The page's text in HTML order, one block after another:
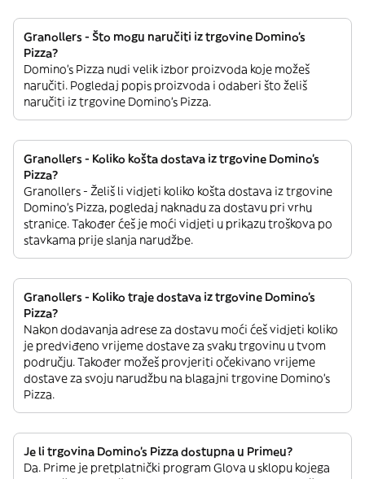
Granollers - Što mogu naručiti iz trgovine Domino's
Pizza?
Domino's Pizza nudi velik izbor proizvoda koje možeš
naručiti. Pogledaj popis proizvoda i odaberi što želiš
naručiti iz trgovine Domino's Pizza.
Granollers - Koliko košta dostava iz trgovine Domino's
Pizza?
Granollers - Želiš li vidjeti koliko košta dostava iz trgovine
Domino's Pizza, pogledaj naknadu za dostavu pri vrhu
stranice. Također ćeš je moći vidjeti u prikazu troškova po
stavkama prije slanja narudžbe.
Granollers - Koliko traje dostava iz trgovine Domino's
Pizza?
Nakon dodavanja adrese za dostavu moći ćeš vidjeti koliko
je predviđeno vrijeme dostave za svaku trgovinu u tvom
području. Također možeš provjeriti očekivano vrijeme
dostave za svoju narudžbu na blagajni trgovine Domino's
Pizza.
Je li trgovina Domino's Pizza dostupna u Primeu?
Da. Prime je pretplatnički program Glova u sklopu kojega